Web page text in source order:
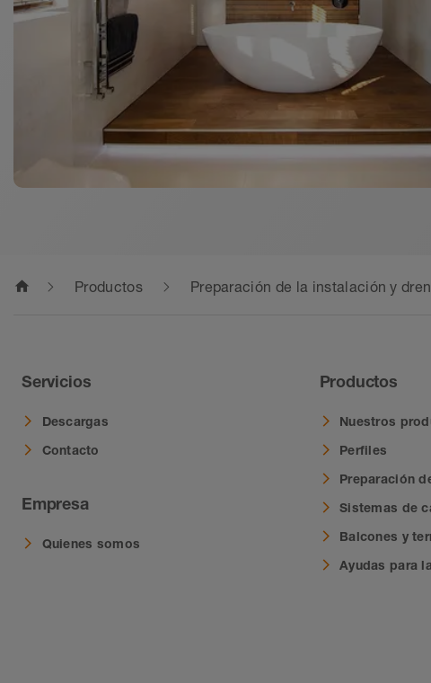
home Productos Preparación de la instalación y
Servicios
Descargas
Contacto
Empresa
Quienes somos
Productos
Nuestros
Perfiles
Preparación
Sistemas de
Balcones y
Ayudas para